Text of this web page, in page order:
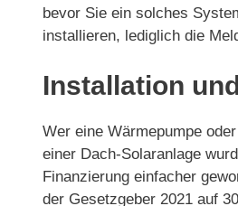
bevor Sie ein solches
installieren, lediglich die
Installation
Wer eine Wärmepumpe
einer Dach-Solaranlage
Finanzierung einfacher
der Gesetzgeber 2021 auf